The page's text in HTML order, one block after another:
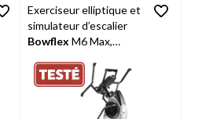
Exerciseur elliptique et
simulateur d’escalier
Bowflex M6 Max,
inclus